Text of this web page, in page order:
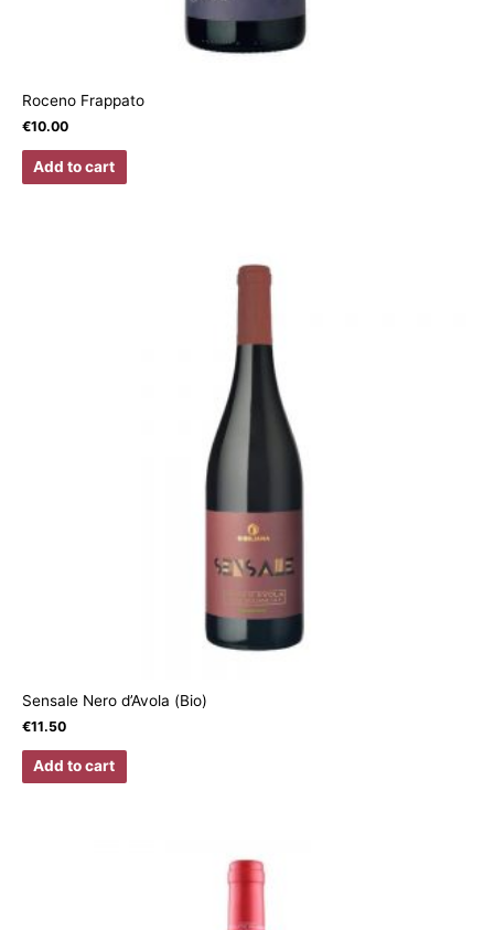
Roceno Frappato
€10.00
Add to cart
Sensale Nero d’Avola (Bio)
€11.50
Add to cart